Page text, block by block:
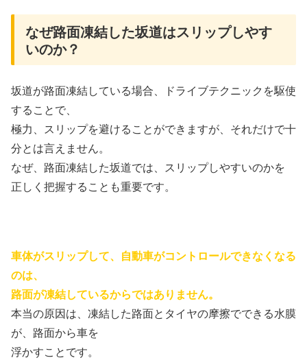
なぜ路面凍結した坂道はスリップしやす
いのか？
坂道が路面凍結している場合、ドライブテクニックを駆使
することで、
極力、スリップを避けることができますが、それだけで十
分とは言えません。
なぜ、路面凍結した坂道では、スリップしやすいのかを
正しく把握することも重要です。
車体がスリップして、自動車がコントロールできなくなる
のは、
路面が凍結しているからではありません。
本当の原因は、凍結した路面とタイヤの摩擦でできる水膜
が、路面から車を
浮かすことです。